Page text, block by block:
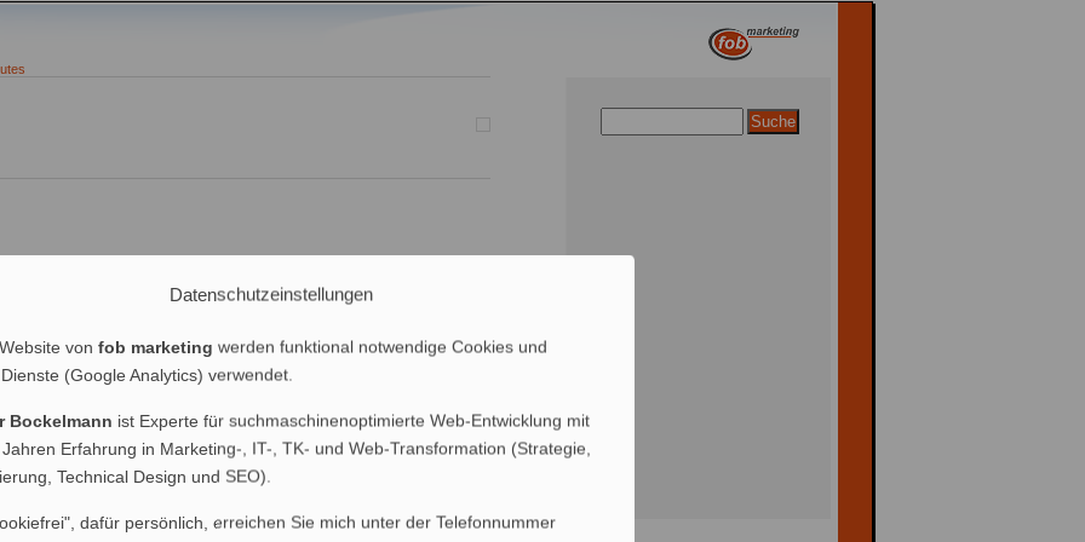
nur an der Börse: Erst staunte man im Webmaster-Forum über
Gerald eine ungewöhnliche Blitz-Indizierung seines Liebesinternat-
Geschichte der Suchmaschinenbeschleunigung bis hin zu den
offiziell“. In naher Zukunft werden […]
Datenschutzeinstellungen
von fob marketing werden funktional notwendige Cookies und
(Google Analytics) verwendet.
Bockelmann ist Experte für suchmaschinenoptimierte Web-Entwicklung mit
Erfahrung in Marketing-, IT-, TK- und Web-Transformation (Strategie,
Technical Design und SEO).
dafür persönlich, erreichen Sie mich unter der Telefonnummer